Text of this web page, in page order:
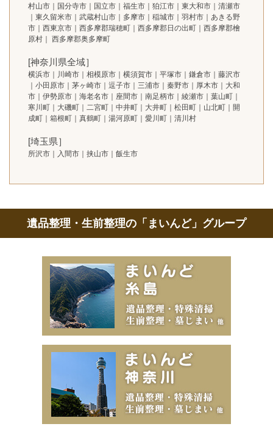
村山市｜国分寺市｜国立市｜福生市｜狛江市｜東大和市｜清瀬市
｜東久留米市｜武蔵村山市｜多摩市｜稲城市｜羽村市｜あきる野
市｜西東京市｜西多摩郡瑞穂町｜西多摩郡日の出町｜西多摩郡檜
原村｜ 西多摩郡奥多摩町
[神奈川県全域］
横浜市｜川崎市｜相模原市｜横須賀市｜平塚市｜鎌倉市｜藤沢市
｜小田原市｜茅ヶ崎市｜逗子市｜三浦市｜秦野市｜厚木市｜大和
市｜伊勢原市｜海老名市｜座間市｜南足柄市｜綾瀬市｜葉山町｜
寒川町｜大磯町｜二宮町｜中井町｜大井町｜松田町｜山北町｜開
成町｜箱根町｜真鶴町｜湯河原町｜愛川町｜清川村
[埼玉県］
所沢市｜入間市｜挟山市｜飯生市
遺品整理・生前整理の「まいんど」グループ